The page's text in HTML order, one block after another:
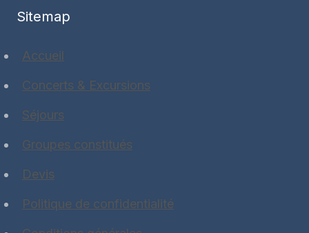
Sitemap
Accueil
Concerts & Excursions
Séjours
Groupes constitués
Devis
Politique de confidentialité